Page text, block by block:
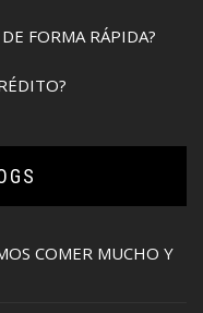
FORMA RÁPIDA?
COMER MUCHO Y